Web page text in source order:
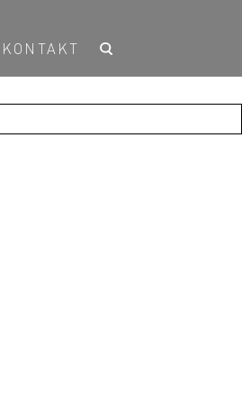
KONTAKT